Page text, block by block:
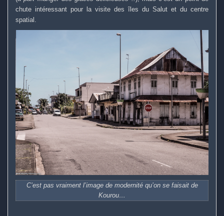
chute intéressant pour la visite des îles du Salut et du centre
spatial.
C’est pas vraiment l’image de modernité qu’on se faisait de
Kourou…